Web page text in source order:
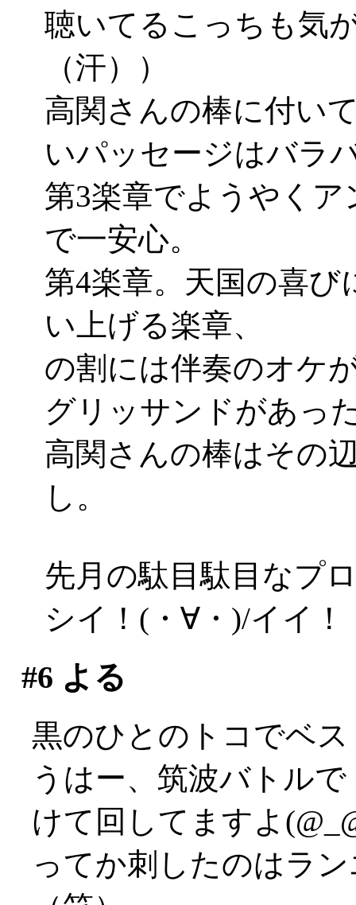
聴いてるこっちも気
（汗））
高関さんの棒に付い
いパッセージはバラ
第3楽章でようやく
で一安心。
第4楽章。天国の喜
い上げる楽章、
の割には伴奏のオケ
グリッサンドがあっ
高関さんの棒はその
し。
先月の駄目駄目なプ
シイ！(・∀・)/イイ！
#6 よる
黒のひとのトコでベ
うはー、筑波バトルで
けて回してますよ
ってか刺したのはラ